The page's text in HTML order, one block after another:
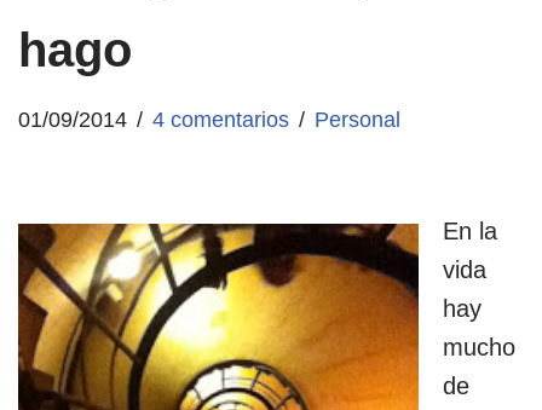
hago
01/09/2014 4 comentarios Personal
En la
vida
hay
mucho
de